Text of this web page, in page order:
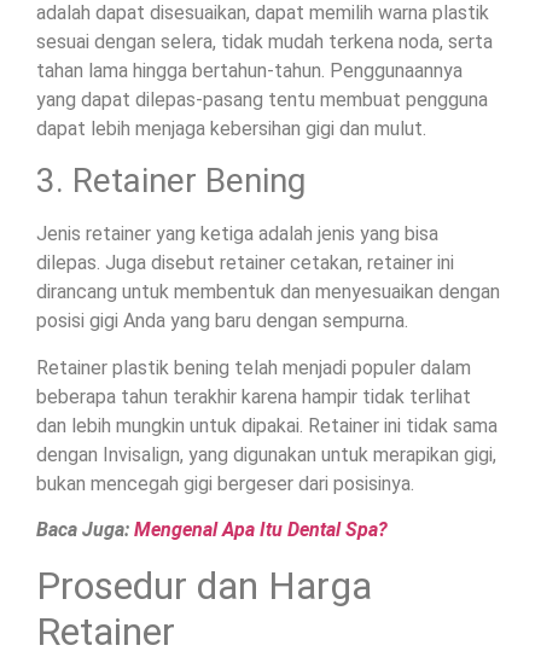
adalah dapat disesuaikan, dapat memilih warna plastik
sesuai dengan selera, tidak mudah terkena noda, serta
tahan lama hingga bertahun-tahun. Penggunaannya
yang dapat dilepas-pasang tentu membuat pengguna
dapat lebih menjaga kebersihan gigi dan mulut.
3. Retainer Bening
Jenis retainer yang ketiga adalah jenis yang bisa
dilepas. Juga disebut retainer cetakan, retainer ini
dirancang untuk membentuk dan menyesuaikan dengan
posisi gigi Anda yang baru dengan sempurna.
Retainer plastik bening telah menjadi populer dalam
beberapa tahun terakhir karena hampir tidak terlihat
dan lebih mungkin untuk dipakai. Retainer ini tidak sama
dengan Invisalign, yang digunakan untuk merapikan gigi,
bukan mencegah gigi bergeser dari posisinya.
Baca Juga: Mengenal Apa Itu Dental Spa?
Prosedur dan Harga
Retainer